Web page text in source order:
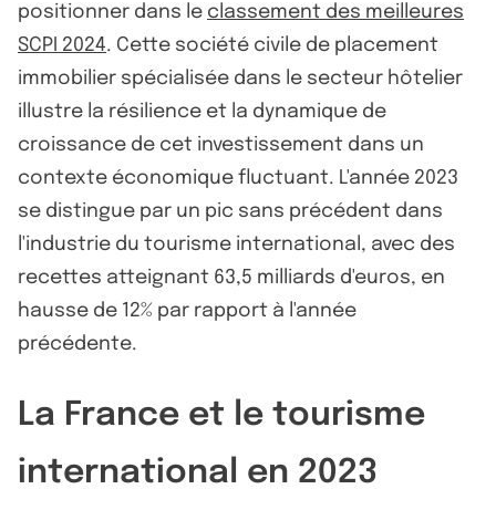
positionner dans le classement des meilleures
SCPI 2024. Cette société civile de placement
immobilier spécialisée dans le secteur hôtelier
illustre la résilience et la dynamique de
croissance de cet investissement dans un
contexte économique fluctuant. L'année 2023
se distingue par un pic sans précédent dans
l'industrie du tourisme international, avec des
recettes atteignant 63,5 milliards d'euros, en
hausse de 12% par rapport à l'année
précédente.
La France et le tourisme
international en 2023